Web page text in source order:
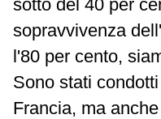
sotto del 40 per
sopravvivenza
l'80 per cento,
Sono stati
Francia, ma